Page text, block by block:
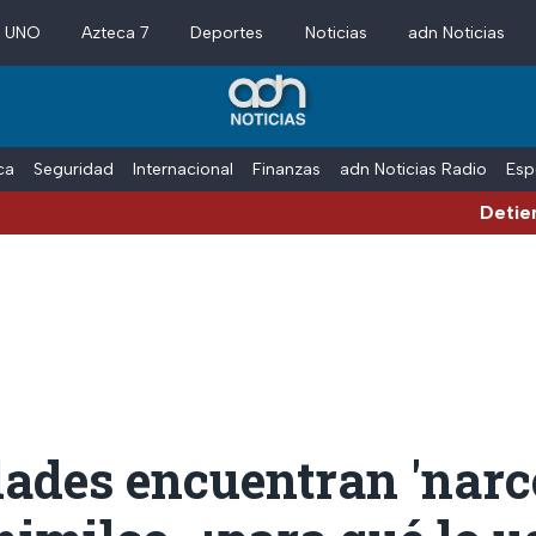
Azteca 7 Deportes Noticias adn Noticias
Seguridad Internacional Finanzas adn Noticias Radio
Detienen al
encuentran